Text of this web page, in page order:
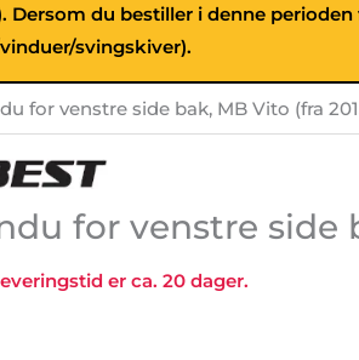
du bestiller i denne
svingskiver).
for venstre side bak, MB Vito (fra
for venstre side
er ca. 20 dager.